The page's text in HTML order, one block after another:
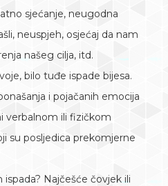
sjećanje, neugodna
neuspjeh, osjećaj da nam
našeg cilja, itd.
bilo tuđe ispade bijesa.
i pojačanih emocija
verbalnom ili fizičkom
su posljedica prekomjerne
Najčešće čovjek ili